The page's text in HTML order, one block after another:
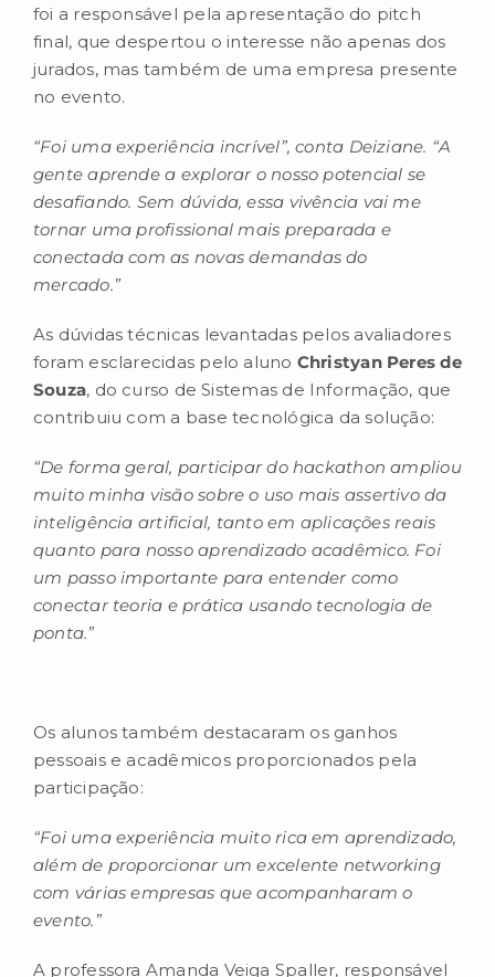
foi a responsável pela apresentação do pitch
final, que despertou o interesse não apenas dos
jurados, mas também de uma empresa presente
no evento.
“Foi uma experiência incrível”, conta Deiziane. “A
gente aprende a explorar o nosso potencial se
desafiando. Sem dúvida, essa vivência vai me
tornar uma profissional mais preparada e
conectada com as novas demandas do
mercado.”
As dúvidas técnicas levantadas pelos avaliadores
foram esclarecidas pelo aluno Christyan Peres de
Souza, do curso de Sistemas de Informação, que
contribuiu com a base tecnológica da solução:
“De forma geral, participar do hackathon ampliou
muito minha visão sobre o uso mais assertivo da
inteligência artificial, tanto em aplicações reais
quanto para nosso aprendizado acadêmico. Foi
um passo importante para entender como
conectar teoria e prática usando tecnologia de
ponta.”
Os alunos também destacaram os ganhos
pessoais e acadêmicos proporcionados pela
participação:
“Foi uma experiência muito rica em aprendizado,
além de proporcionar um excelente networking
com várias empresas que acompanharam o
evento.”
A professora Amanda Veiga Spaller, responsável